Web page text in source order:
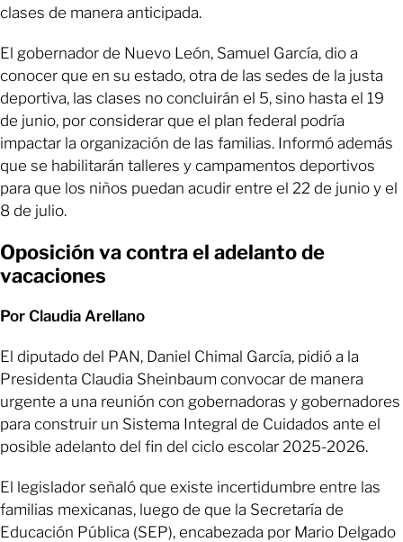
clases de manera anticipada.
El gobernador de Nuevo León, Samuel García, dio a
conocer que en su estado, otra de las sedes de la justa
deportiva, las clases no concluirán el 5, sino hasta el 19
de junio, por considerar que el plan federal podría
impactar la organización de las familias. Informó además
que se habilitarán talleres y campamentos deportivos
para que los niños puedan acudir entre el 22 de junio y el
8 de julio.
Oposición va contra el adelanto de
vacaciones
Por Claudia Arellano
El diputado del PAN, Daniel Chimal García, pidió a la
Presidenta Claudia Sheinbaum convocar de manera
urgente a una reunión con gobernadoras y gobernadores
para construir un Sistema Integral de Cuidados ante el
posible adelanto del fin del ciclo escolar 2025-2026.
El legislador señaló que existe incertidumbre entre las
familias mexicanas, luego de que la Secretaría de
Educación Pública (SEP), encabezada por Mario Delgado